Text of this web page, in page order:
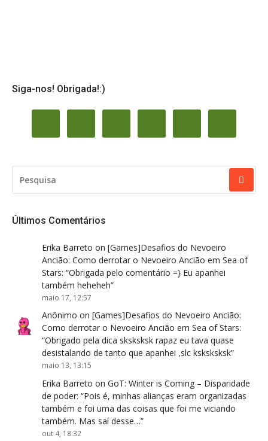
Siga-nos! Obrigada!:)
POR:
Últimos Comentários
Erika Barreto on [Games]Desafios do Nevoeiro
Ancião: Como derrotar o Nevoeiro Ancião em Sea of
Stars: “Obrigada pelo comentário =} Eu apanhei
também heheheh”
maio 17, 12:57
Anônimo on [Games]Desafios do Nevoeiro Ancião:
Como derrotar o Nevoeiro Ancião em Sea of Stars:
“Obrigado pela dica sksksksk rapaz eu tava quase
desistalando de tanto que apanhei ,slc ksksksksk”
maio 13, 13:15
Erika Barreto on GoT: Winter is Coming – Disparidade
de poder: “Pois é, minhas alianças eram organizadas
também e foi uma das coisas que foi me viciando
também. Mas saí desse…”
out 4, 18:32